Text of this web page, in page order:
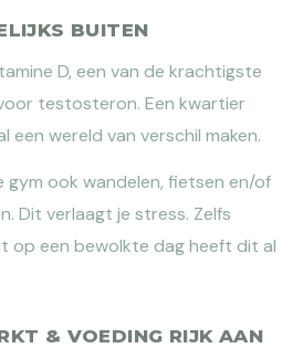
BUITEN
D, een van de krachtigste
testosteron. Een kwartier
een wereld van verschil maken.
gym ook wandelen, fietsen en/of
Dit verlaagt je stress. Zelfs
op een bewolkte dag heeft dit al
& VOEDING RIJK AAN